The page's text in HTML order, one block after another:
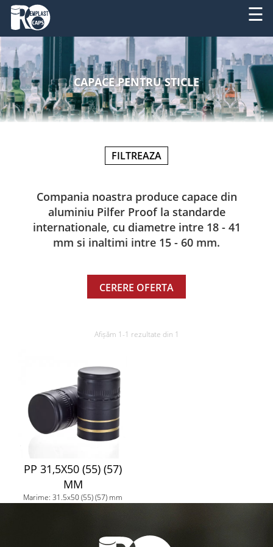
☰
RO
EN
DESPRE
NOI
PRODUSE
NOUTATI
CAPACE PENTRU STICLE
FILTREAZA
Compania noastra produce capace din
aluminiu Pilfer Proof la standarde
internationale, cu diametre intre 18 - 41
mm si inaltimi intre 15 - 60 mm.
CERERE OFERTA
Afișăm 1-1 rezultate din 1
PP 31,5X50 (55) (57)
MM
Marime: 31.5x50 (55) (57) mm